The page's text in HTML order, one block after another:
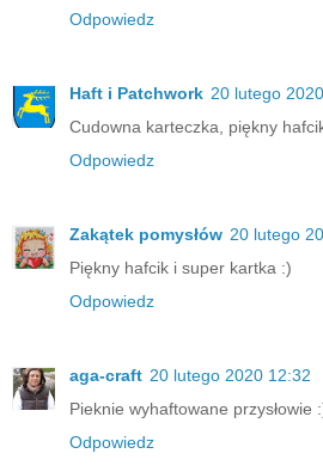
Odpowiedz
Haft i Patchwork 20 lutego
Cudowna karteczka, piękny
Odpowiedz
Zakątek pomysłów 20 lutego
Piękny hafcik i super kartka :)
Odpowiedz
aga-craft 20 lutego 2020 12:32
Pieknie wyhaftowane przysłowie
Odpowiedz